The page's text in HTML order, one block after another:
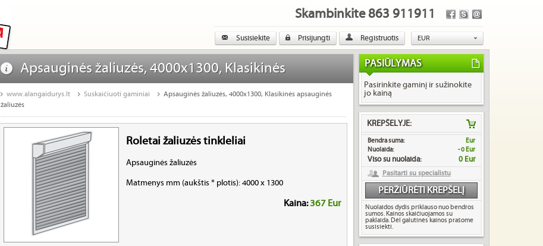
Skambinkite 863 911911
Susisiekite Prisijungti Registruotis
EUR
USD
GBP
Apsauginės žaliuzės, 4000x1300, Klasikinės
apsauginės žaliuzės
www.alangaidurys.lt Suskaičiuoti gaminiai
Apsauginės žaliuzės, 4000x1300, Klasikinės apsauginės
žaliuzės
Roletai žaliuzės tinkleliai
Apsauginės žaliuzės
Matmenys mm (aukštis * plotis): 4000 x 1300
Kaina:367 Eur
PASIŪLYMAS
Pasirinkite gaminį ir sužinokite
jo kainą
KREPŠELYJE:
Bendra suma:
Eur
Nuolaida:
- 0 Eur
Viso su nuolaida: 0 Eur
Pasitarti su specialistu
PERŽIŪRĖTI KREPŠELĮ
Nuolaidos dydis priklauso nuo bendros
sumos. Kainos skaičiuojamos su
paklaida. Dėl galutinės kainos prašome
susisiekti.